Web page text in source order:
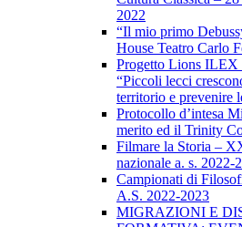
2022
“Il mio primo
House Teatro Carlo
Progetto Lions ILEX
“Piccoli lecci
territorio e prevenire
Protocollo d’intesa
merito ed il Trinity
Filmare la Storia –
nazionale a. s. 2022-
Campionati di
A.S. 2022-2023
MIGRAZIONI E